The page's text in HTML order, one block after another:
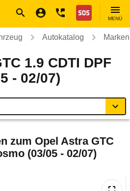
Nothilfe
MENÜ
Autokatalog
1.9 CDTI DPF
- 02/07)
zum Opel Astra GTC
(03/05 - 02/07)